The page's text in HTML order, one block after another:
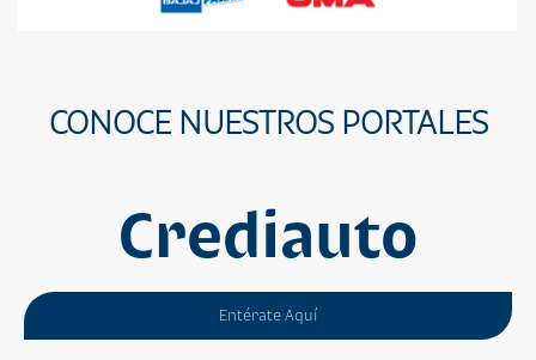
CONOCE NUESTROS PORTALES
Crediauto
Entérate Aquí